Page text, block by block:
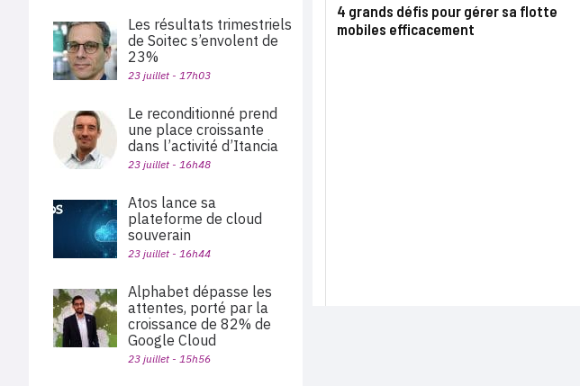
4 grands défis pour gérer sa flotte
mobiles efficacement
Les résultats trimestriels
de Soitec s’envolent de
23%
23 juillet - 17h03
Le reconditionné prend
une place croissante
dans l’activité d’Itancia
23 juillet - 16h48
Atos lance sa
plateforme de cloud
souverain
23 juillet - 16h44
Alphabet dépasse les
attentes, porté par la
croissance de 82% de
Google Cloud
23 juillet - 15h56